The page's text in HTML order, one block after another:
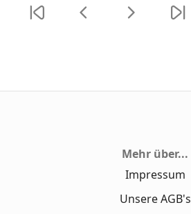
Mehr über...
Impressum
Unsere AGB's